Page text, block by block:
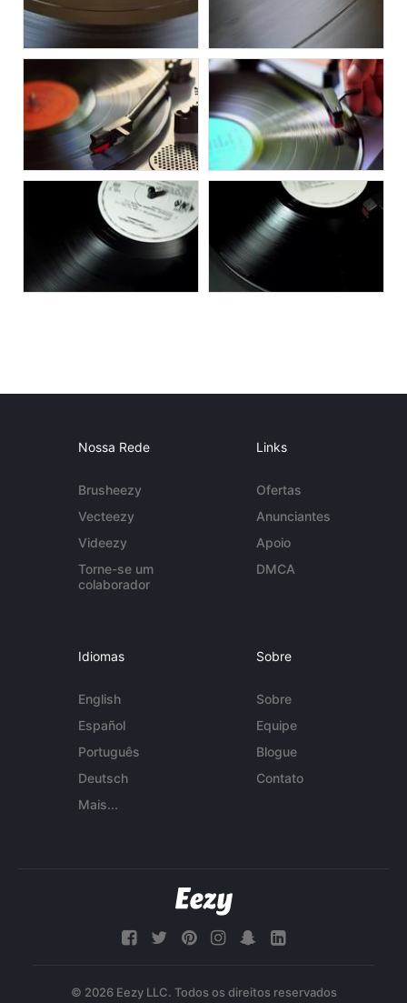
Nossa Rede
Brusheezy
Vecteezy
Videezy
Torne-se um
colaborador
Links
Ofertas
Anunciantes
Apoio
DMCA
Idiomas
English
Español
Português
Deutsch
Mais...
Sobre
Sobre
Equipe
Blogue
Contato
© 2026 Eezy LLC. Todos os direitos reservados